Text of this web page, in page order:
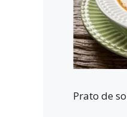
Prato de